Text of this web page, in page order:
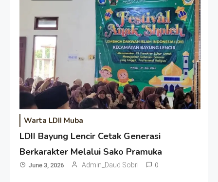
Warta LDII Muba
LDII Bayung Lencir Cetak Generasi
Berkarakter Melalui Sako Pramuka
June 3, 2026 Admin_Daud Sobri 0